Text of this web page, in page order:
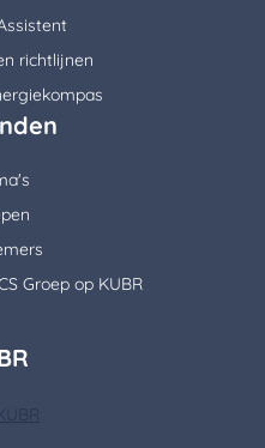
richtlijnen
Groep op KUBR